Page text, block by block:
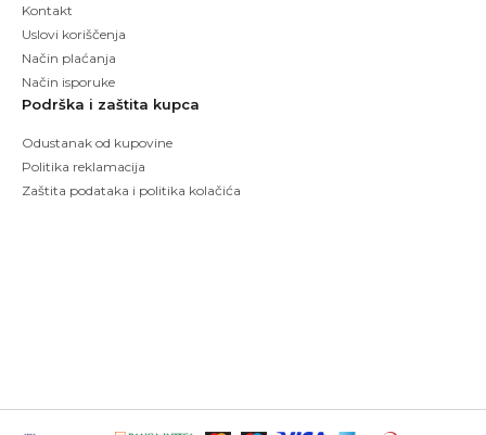
Kontakt
Uslovi koriščenja
Način plaćanja
Način isporuke
Podrška i zaštita kupca
Odustanak od kupovine
Politika reklamacija
Zaštita podataka i politika kolačića